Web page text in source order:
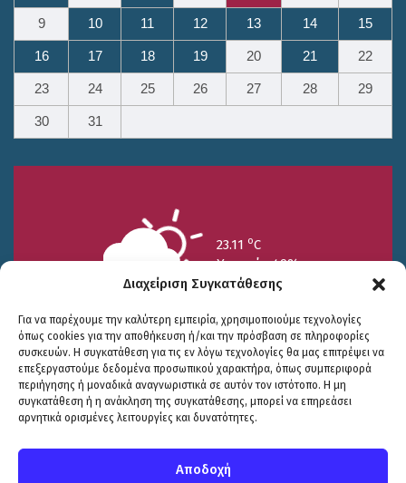
Διαχείριση Συγκατάθεσης
Για να παρέχουμε την καλύτερη εμπειρία, χρησιμοποιούμε τεχνολογίες
όπως cookies για την αποθήκευση ή/και την πρόσβαση σε πληροφορίες
συσκευών. Η συγκατάθεση για τις εν λόγω τεχνολογίες θα μας επιτρέψει να
επεξεργαστούμε δεδομένα προσωπικού χαρακτήρα, όπως συμπεριφορά
περιήγησης ή μοναδικά αναγνωριστικά σε αυτόν τον ιστότοπο. Η μη
συγκατάθεση ή η ανάκληση της συγκατάθεσης, μπορεί να επηρεάσει
αρνητικά ορισμένες λειτουργίες και δυνατότητες.
Αποδοχή
9 10 11 12 13 14 15
16 17 18 19 20 21 22
23 24 25 26 27 28 29
30 31
23.11 oC
Υγρασία 49%
25/7
15.73 oC
26/7
17.99oC
27/7
20.94oC
© COPYRIGHT ΔΗΜΟΣ ΣΟΥΛΙΟΥ 2026
ΕΓΚΡΙΤΟΣ GROUP